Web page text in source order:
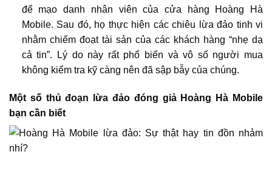
để mạo danh nhân viên của cửa hàng Hoàng Hà
Mobile. Sau đó, họ thực hiện các chiêu lừa đảo tinh vi
nhằm chiếm đoạt tài sản của các khách hàng “nhẹ dạ
cả tin”. Lý do này rất phổ biến và vô số người mua
không kiểm tra kỹ càng nên đã sập bẫy của chúng.
Một số thủ đoạn lừa đảo đóng giả Hoàng Hà Mobile
bạn cần biết